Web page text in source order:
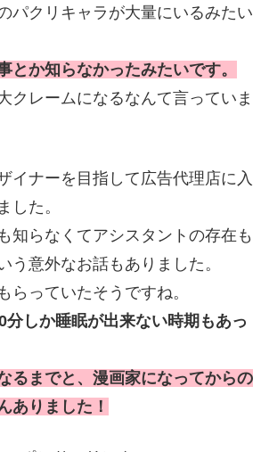
パクリキャラが大量にいるみたい
とか知らなかったみたいです。
クレームになるなんて言っていま
イナーを目指して広告代理店に入
した。
知らなくてアシスタントの存在も
う意外なお話もありました。
らっていたそうですね。
分しか睡眠が出来ない時期もあっ
るまでと、漫画家になってからの
ありました！